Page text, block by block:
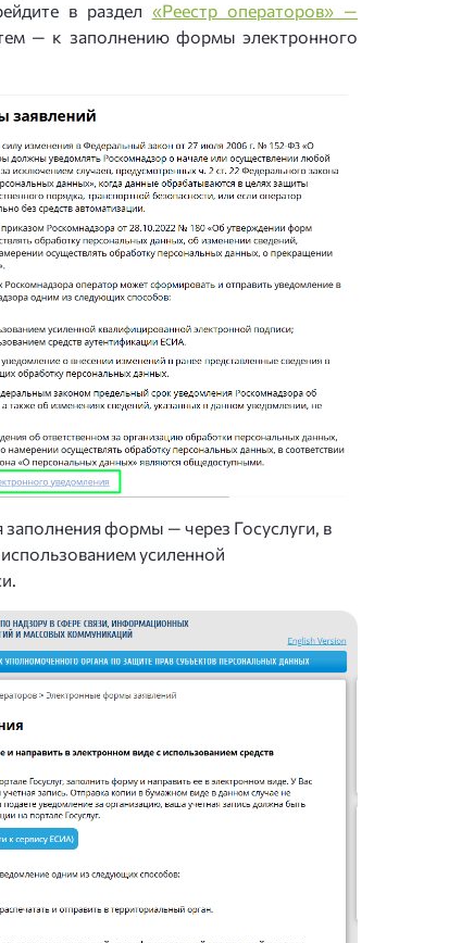
в раздел «Реестр операторов» —
— к заполнению формы электронного
формы — через Госуслуги, в
усиленной